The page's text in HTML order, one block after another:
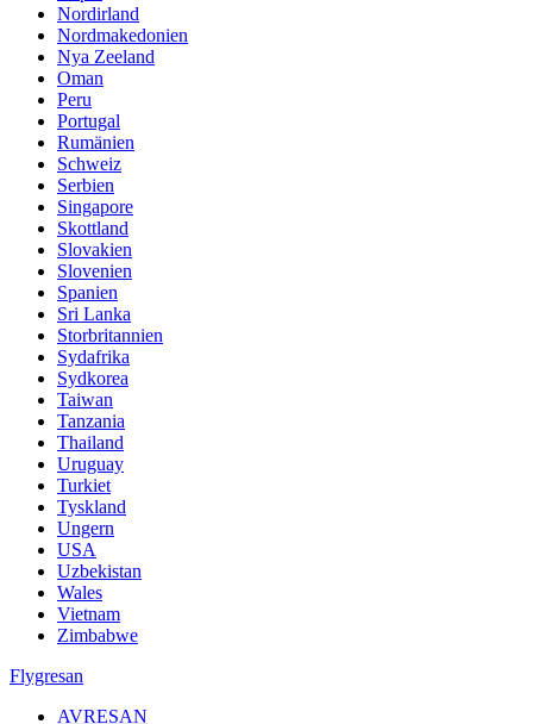
Nordirland
Nordmakedonien
Nya Zeeland
Oman
Peru
Portugal
Rumänien
Schweiz
Serbien
Singapore
Skottland
Slovakien
Slovenien
Spanien
Sri Lanka
Storbritannien
Sydafrika
Sydkorea
Taiwan
Tanzania
Thailand
Uruguay
Turkiet
Tyskland
Ungern
USA
Uzbekistan
Wales
Vietnam
Zimbabwe
Flygresan
AVRESAN